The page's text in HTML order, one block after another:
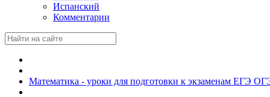
Испанский
Комментарии
Математика - уроки для подготовки к экзаменам ЕГЭ